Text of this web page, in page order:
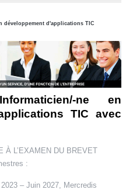
développement d'applications TIC
ne en
TIC avec
À L’EXAMEN DU BREVET
:
– Juin 2027, Mercredis